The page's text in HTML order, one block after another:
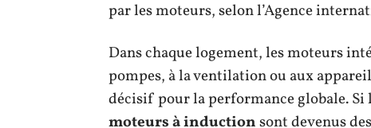
par les moteurs, selon l’Agence
Dans chaque logement, les moteurs
pompes, à la ventilation ou aux
décisif pour la performance globale. Si
moteurs à inductionsont devenus